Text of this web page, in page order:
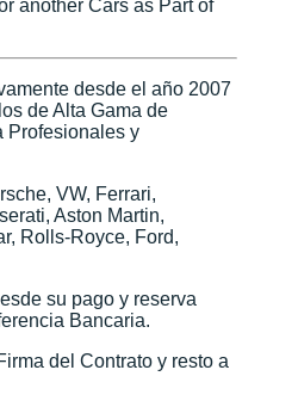
another Cars as Part of
desde el año 2007
de Alta Gama de
Profesionales y
VW, Ferrari,
Aston Martin,
Rolls-Royce, Ford,
su pago y reserva
Bancaria.
del Contrato y resto a